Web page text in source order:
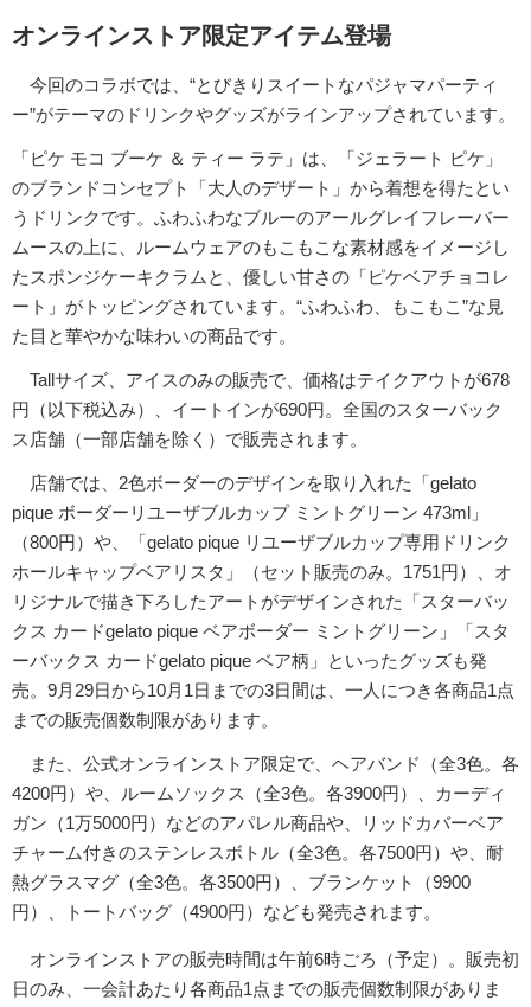
オンラインストア限定アイテム登場
今回のコラボでは、“とびきりスイートなパジャマパーティ
ー”がテーマのドリンクやグッズがラインアップされています。
「ピケ モコ ブーケ ＆ ティー ラテ」は、「ジェラート ピケ」
のブランドコンセプト「大人のデザート」から着想を得たとい
うドリンクです。ふわふわなブルーのアールグレイフレーバー
ムースの上に、ルームウェアのもこもこな素材感をイメージし
たスポンジケーキクラムと、優しい甘さの「ピケベアチョコレ
ート」がトッピングされています。“ふわふわ、もこもこ”な見
た目と華やかな味わいの商品です。
Tallサイズ、アイスのみの販売で、価格はテイクアウトが678
円（以下税込み）、イートインが690円。全国のスターバック
ス店舗（一部店舗を除く）で販売されます。
店舗では、2色ボーダーのデザインを取り入れた「gelato
pique ボーダーリユーザブルカップ ミントグリーン 473ml」
（800円）や、「gelato pique リユーザブルカップ専用ドリンク
ホールキャップベアリスタ」（セット販売のみ。1751円）、オ
リジナルで描き下ろしたアートがデザインされた「スターバッ
クス カードgelato pique ベアボーダー ミントグリーン」「スタ
ーバックス カードgelato pique ベア柄」といったグッズも発
売。9月29日から10月1日までの3日間は、一人につき各商品1点
までの販売個数制限があります。
また、公式オンラインストア限定で、ヘアバンド（全3色。各
4200円）や、ルームソックス（全3色。各3900円）、カーディ
ガン（1万5000円）などのアパレル商品や、リッドカバーベア
チャーム付きのステンレスボトル（全3色。各7500円）や、耐
熱グラスマグ（全3色。各3500円）、ブランケット（9900
円）、トートバッグ（4900円）なども発売されます。
オンラインストアの販売時間は午前6時ごろ（予定）。販売初
日のみ、一会計あたり各商品1点までの販売個数制限がありま